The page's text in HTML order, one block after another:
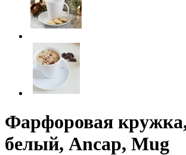
Фарфоровая
белый, Ancap, Mug